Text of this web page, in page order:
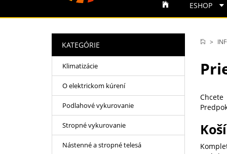
KATEGÓRIE
Klimatizácie
O elektrickom kúrení
Podlahové vykurovanie
Stropné vykurovanie
Nástenné a stropné telesá
ESHOP